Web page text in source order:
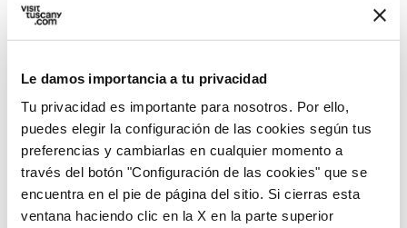
Le damos importancia a tu privacidad
Tu privacidad es importante para nosotros. Por ello,
puedes elegir la configuración de las cookies según tus
preferencias y cambiarlas en cualquier momento a
través del botón "Configuración de las cookies" que se
encuentra en el pie de página del sitio. Si cierras esta
ventana haciendo clic en la X en la parte superior
directions Indicaciones